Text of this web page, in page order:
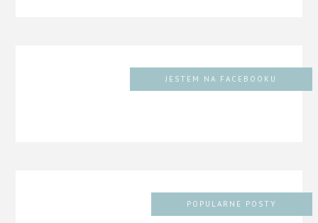
JESTEM NA FACEBOOKU
POPULARNE POSTY